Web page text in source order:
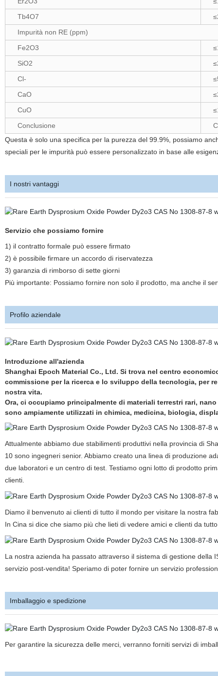
Tb4O7
Impurità non RE (ppm)
Fe2O3
SiO2
Cl-
CaO
CuO
Conclusione
Questa è solo una specifica per la purezza del 99.9%, possiamo
speciali per le impurità può essere personalizzato in base alle
I nostri vantaggi
Servizio che possiamo fornire
1) il contratto formale può essere firmato
2) è possibile firmare un accordo di riservatezza
3) garanzia di rimborso di sette giorni
Più importante: Possiamo fornire non solo il prodotto, ma anche il
Profilo aziendale
Introduzione all'azienda
Shanghai Epoch Material Co., Ltd. Si trova nel centro
commissione per la ricerca e lo sviluppo della tecnologia, per
nostra vita.
Ora, ci occupiamo principalmente di materiali terrestri rari,
sono ampiamente utilizzati in chimica, medicina, biologia,
Attualmente abbiamo due stabilimenti produttivi nella provincia di
10 sono ingegneri senior. Abbiamo creato una linea di produzione
due laboratori e un centro di test. Testiamo ogni lotto di prodotto
clienti.
Diamo il benvenuto ai clienti di tutto il mondo per visitare la nostra
In Cina si dice che siamo più che lieti di vedere amici e clienti da
La nostra azienda ha passato attraverso il sistema di gestione
servizio post-vendita! Speriamo di poter fornire un servizio
Imballaggio e spedizione
Per garantire la sicurezza delle merci, verranno forniti servizi di